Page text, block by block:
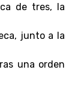
de tres, la
junto a la
una orden